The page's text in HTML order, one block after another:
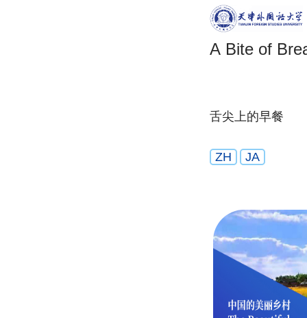
A Bite of
舌尖上的早餐
ZH JA